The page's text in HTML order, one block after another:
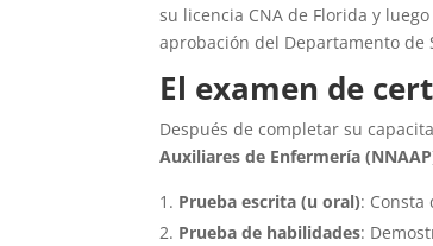
su licencia CNA de Florida y
aprobación del Departamento de
El examen de
Después de completar su
Auxiliares de Enfermería
Prueba escrita (u oral):
Prueba de habilidades: